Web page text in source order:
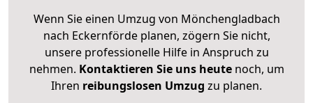
Wenn Sie einen Umzug von Mönchengladbach
nach Eckernförde planen, zögern Sie nicht,
unsere professionelle Hilfe in Anspruch zu
nehmen. Kontaktieren Sie uns heutenoch, um
Ihren reibungslosen Umzug zu planen.